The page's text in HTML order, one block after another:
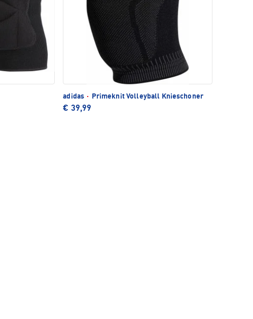
adidas · Primeknit Volleyball Knieschoner
€ 39,99